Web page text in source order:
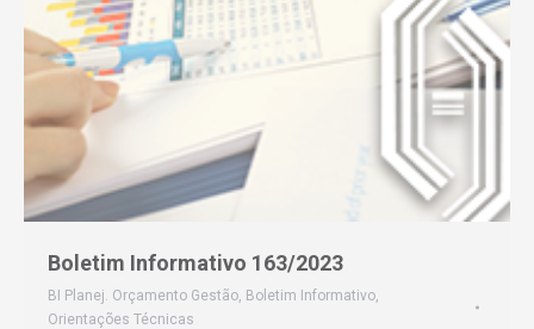
Boletim Informativo 163/2023
BI Planej. Orçamento Gestão, Boletim Informativo,
Orientações Técnicas